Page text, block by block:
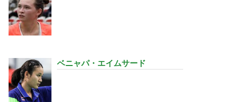
ベニャパ・エイムサード